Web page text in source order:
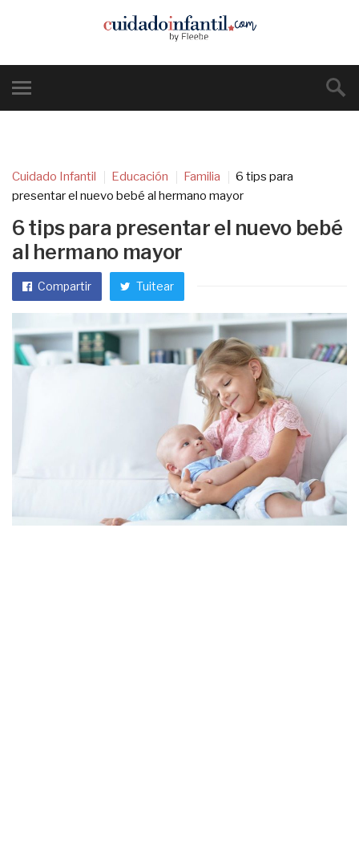
Cuidado Infantil Educación Familia
6 tips para
presentar el nuevo bebé al hermano mayor
6 tips para presentar el nuevo bebé
al hermano mayor
Compartir Tuitear